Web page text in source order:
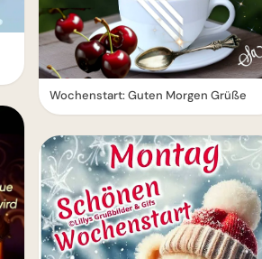
Wochenstart: Guten Morgen Grüße